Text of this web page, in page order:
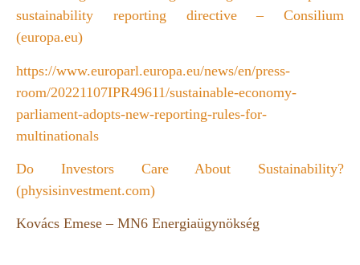
sustainability reporting directive – Consilium
(europa.eu)
https://www.europarl.europa.eu/news/en/press-
room/20221107IPR49611/sustainable-economy-
parliament-adopts-new-reporting-rules-for-
multinationals
Do Investors Care About Sustainability?
(physisinvestment.com)
Kovács Emese – MN6 Energiaügynökség